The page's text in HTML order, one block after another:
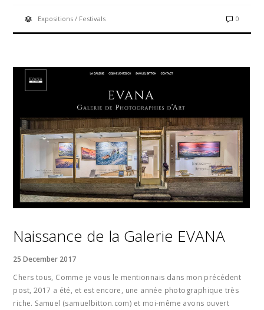
Expositions / Festivals 0
Naissance de la Galerie EVANA
25 December 2017
Chers tous, Comme je vous le mentionnais dans mon précédent
post, 2017 a été, et est encore, une année photographique très
riche. Samuel (samuelbitton.com) et moi-même avons ouvert